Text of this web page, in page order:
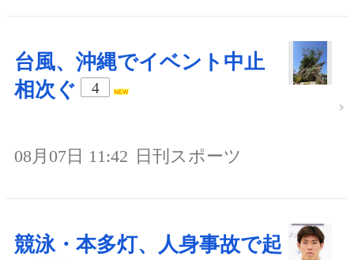
台風、沖縄でイベント中止
相次ぐ
4
08月07日 11:42 日刊スポーツ
競泳・本多灯、人身事故で起